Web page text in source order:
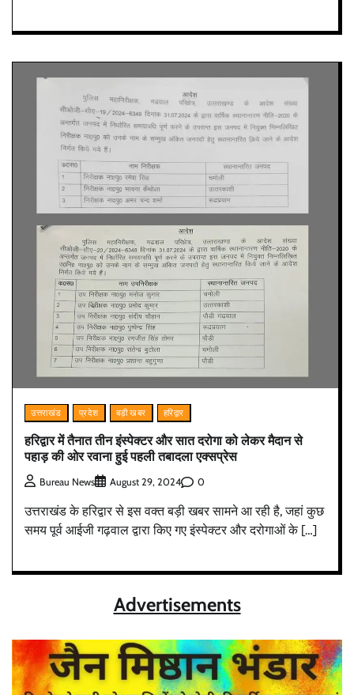
उत्तराखंड प्रदेश बड़ी खबर हरिद्वार
हरिद्वार में तैनात तीन इंस्पेक्टर और सात दरोगा को लेकर मैदान से
पहाड़ की ओर रवाना हुई पहली तबादला एक्सप्रेस
Bureau News August 29, 2024 0
उत्तराखंड के हरिद्वार से इस वक्त बड़ी खबर सामने आ रही है, जहां कुछ
समय पूर्व आईजी गढ़वाल द्वारा किए गए इंस्पेक्टर और दरोगाओं के […]
Advertisements